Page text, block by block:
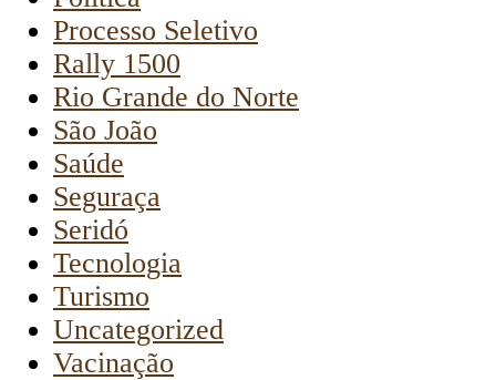
Processo Seletivo
Rally 1500
Rio Grande do Norte
São João
Saúde
Seguraça
Seridó
Tecnologia
Turismo
Uncategorized
Vacinação